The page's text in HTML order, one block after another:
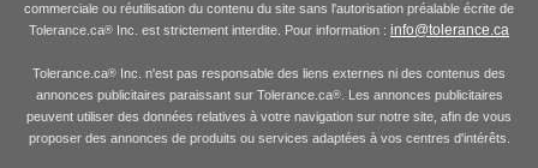
commerciale ou réutilisation du contenu du site sans l'autorisation préalable écrite de
Tolerance.ca® Inc. est strictement interdite. Pour information : info@tolerance.ca
Tolerance.ca® Inc. n'est pas responsable des liens externes ni des contenus des
annonces publicitaires paraissant sur Tolerance.ca®. Les annonces publicitaires
peuvent utiliser des données relatives à votre navigation sur notre site, afin de vous
proposer des annonces de produits ou services adaptées à vos centres d'intérêts.